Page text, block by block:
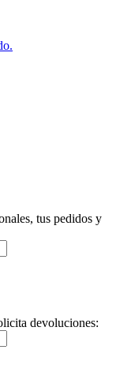
tus pedidos y
devoluciones: